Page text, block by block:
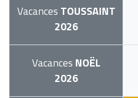
Vacances TOUSSAINT
2026
Vacances NOËL
2026